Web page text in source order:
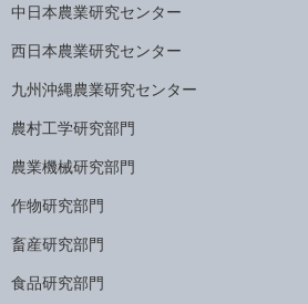
中日本農業研究センター
西日本農業研究センター
九州沖縄農業研究センター
農村工学研究部門
農業機械研究部門
作物研究部門
畜産研究部門
食品研究部門